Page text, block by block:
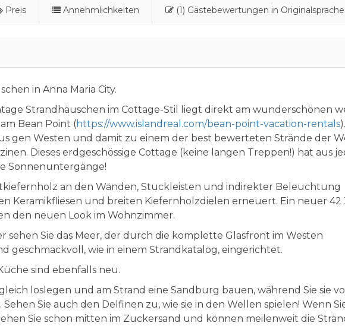
Preis Annehmlichkeiten (1) Gästebewertungen in Originalsprache
in Anna Maria City.
Strandhäuschen im Cottage-Stil liegt direkt am wunderschönen
Bean Point (https://www.islandreal.com/bean-point-vacation-rentals
gen Westen und damit zu einem der best bewerteten Strände der
Dieses erdgeschössige Cottage (keine langen Treppen!) hat aus
Sonnenuntergänge!
an den Wänden, Stuckleisten und indirekter Beleuchtung
Keramikfliesen und breiten Kiefernholzdielen erneuert. Ein neuer 42
den neuen Look im Wohnzimmer.
sehen Sie das Meer, der durch die komplette Glasfront im Westen
geschmackvoll, wie in einem Strandkatalog, eingerichtet.
sind ebenfalls neu.
loslegen und am Strand eine Sandburg bauen, während Sie sie
Sie auch den Delfinen zu, wie sie in den Wellen spielen! Wenn
Sie schon mitten im Zuckersand und können meilenweit die